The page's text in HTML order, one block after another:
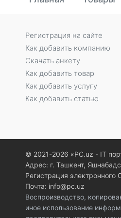
Регистрация на сайте
Как добавить компанию
Скачать анкету
Как добавить товар
Как добавить услугу
Как добавить статью
© 2021-2026 «PC.uz - IT
Адрес: г. Ташкент,
Регистрация
Почта: info@pc.uz
Воспроизводство,
иное использование